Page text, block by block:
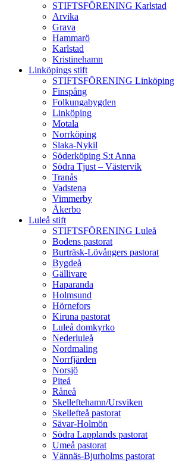
STIFTSFÖRENING Karlstad
Arvika
Grava
Hammarö
Karlstad
Kristinehamn
Linköpings stift
STIFTSFÖRENING Linköping
Finspång
Folkungabygden
Linköping
Motala
Norrköping
Slaka-Nykil
Söderköping S:t Anna
Södra Tjust – Västervik
Tranås
Vadstena
Vimmerby
Åkerbo
Luleå stift
STIFTSFÖRENING Luleå
Bodens pastorat
Burträsk-Lövångers pastorat
Bygdeå
Gällivare
Haparanda
Holmsund
Hörnefors
Kiruna pastorat
Luleå domkyrko
Nederluleå
Nordmaling
Norrfjärden
Norsjö
Piteå
Råneå
Skelleftehamn/Ursviken
Skellefteå pastorat
Sävar-Holmön
Södra Lapplands pastorat
Umeå pastorat
Vännäs-Bjurholms pastorat